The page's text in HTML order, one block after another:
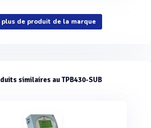
plus de produit de la marque
similaires au TPB430-SUB